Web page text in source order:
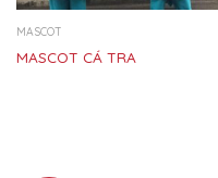
MASCOT
MASCOT CÁ TRA